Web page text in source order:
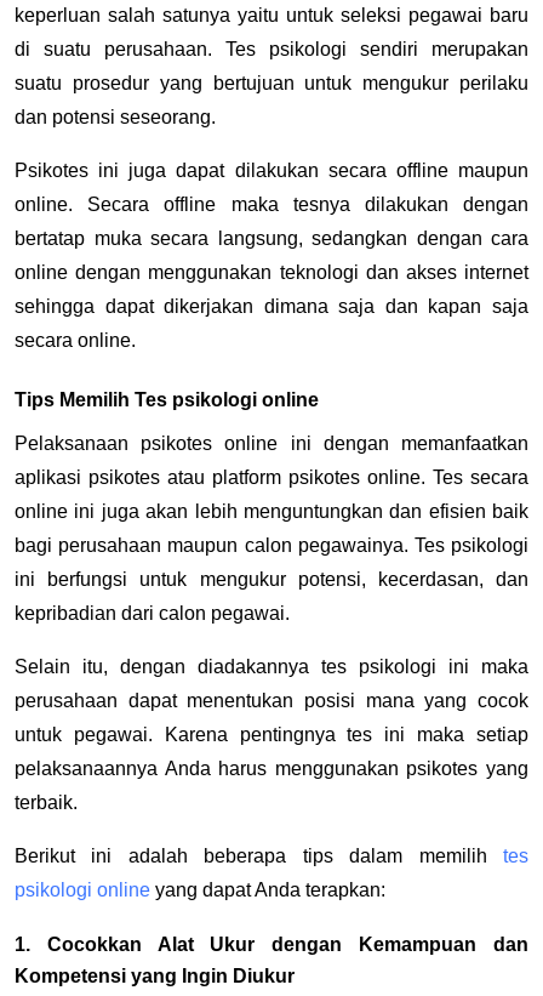
keperluan salah satunya yaitu untuk seleksi pegawai baru
di suatu perusahaan. Tes psikologi sendiri merupakan
suatu prosedur yang bertujuan untuk mengukur perilaku
dan potensi seseorang.
Psikotes ini juga dapat dilakukan secara offline maupun
online. Secara offline maka tesnya dilakukan dengan
bertatap muka secara langsung, sedangkan dengan cara
online dengan menggunakan teknologi dan akses internet
sehingga dapat dikerjakan dimana saja dan kapan saja
secara online.
Tips Memilih Tes psikologi online
Pelaksanaan psikotes online ini dengan memanfaatkan
aplikasi psikotes atau platform psikotes online. Tes secara
online ini juga akan lebih menguntungkan dan efisien baik
bagi perusahaan maupun calon pegawainya. Tes psikologi
ini berfungsi untuk mengukur potensi, kecerdasan, dan
kepribadian dari calon pegawai.
Selain itu, dengan diadakannya tes psikologi ini maka
perusahaan dapat menentukan posisi mana yang cocok
untuk pegawai. Karena pentingnya tes ini maka setiap
pelaksanaannya Anda harus menggunakan psikotes yang
terbaik.
Berikut ini adalah beberapa tips dalam memilih tes
psikologi online yang dapat Anda terapkan:
1. Cocokkan Alat Ukur dengan Kemampuan dan
Kompetensi yang Ingin Diukur